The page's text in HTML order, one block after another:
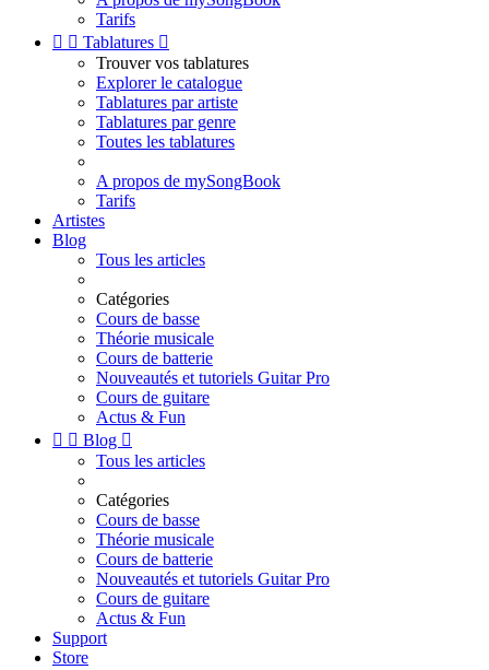
Tarifs
  Tablatures 
Trouver vos tablatures
Explorer le catalogue
Tablatures par artiste
Tablatures par genre
Toutes les tablatures
A propos de mySongBook
Tarifs
Artistes
Blog
Tous les articles
Catégories
Cours de basse
Théorie musicale
Cours de batterie
Nouveautés et tutoriels Guitar Pro
Cours de guitare
Actus & Fun
  Blog 
Tous les articles
Catégories
Cours de basse
Théorie musicale
Cours de batterie
Nouveautés et tutoriels Guitar Pro
Cours de guitare
Actus & Fun
Support
Store